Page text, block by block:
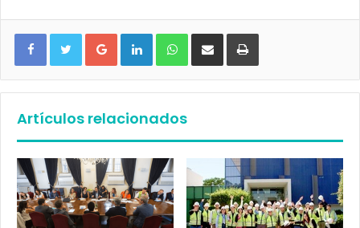
Google+ LinkedIn WhatsApp
Artículos relacionados